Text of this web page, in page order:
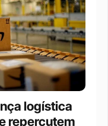
logística
repercutem